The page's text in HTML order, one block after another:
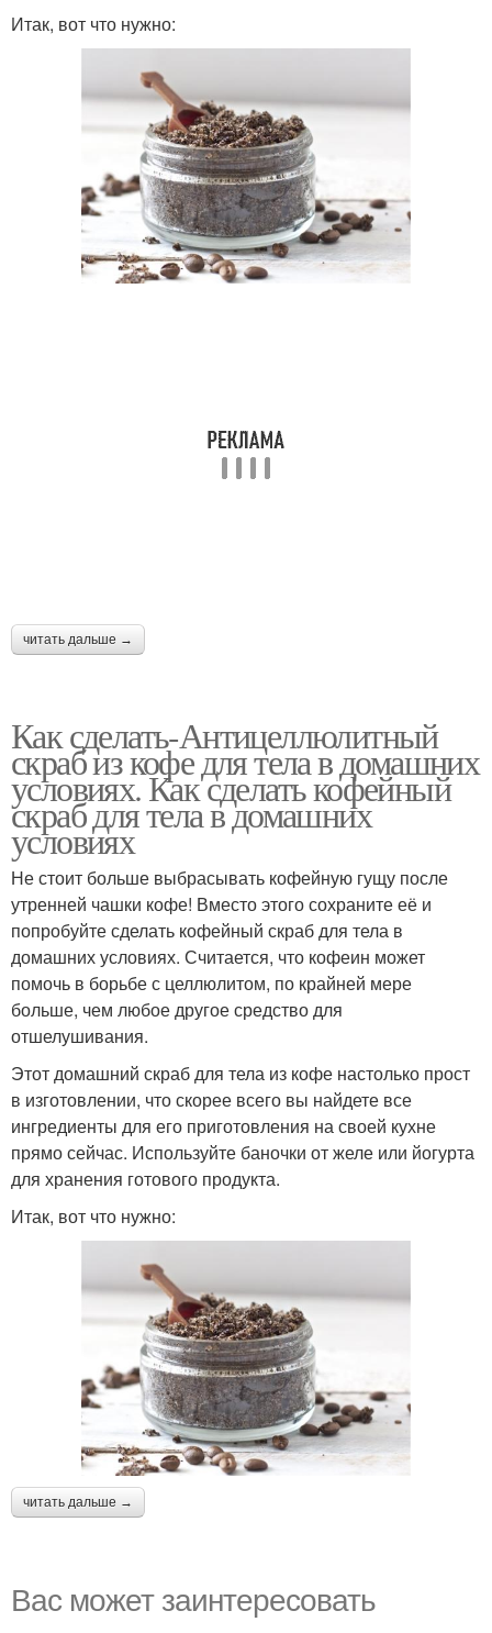
Итак, вот что нужно:
читать дальше →
Как сделать-Антицеллюлитный
скраб из кофе для тела в домашних
условиях. Как сделать кофейный
скраб для тела в домашних
условиях
Не стоит больше выбрасывать кофейную гущу после
утренней чашки кофе! Вместо этого сохраните её и
попробуйте сделать кофейный скраб для тела в
домашних условиях. Считается, что кофеин может
помочь в борьбе с целлюлитом, по крайней мере
больше, чем любое другое средство для
отшелушивания.
Этот домашний скраб для тела из кофе настолько прост
в изготовлении, что скорее всего вы найдете все
ингредиенты для его приготовления на своей кухне
прямо сейчас. Используйте баночки от желе или йогурта
для хранения готового продукта.
Итак, вот что нужно:
читать дальше →
Вас может заинтересовать